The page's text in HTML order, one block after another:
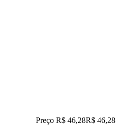
Preço R$ 46,28R$ 46,28